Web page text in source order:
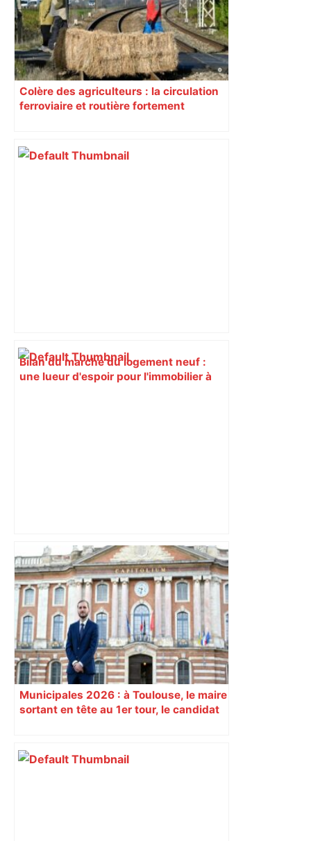
Colère des agriculteurs : la circulation
ferroviaire et routière fortement
Bilan du marché du logement neuf :
une lueur d'espoir pour l'immobilier à
Municipales 2026 à Toulouse : que
proposent les candidats pour le
pouvoir d'achat ? – L'Opinion
Indépendante
Municipales 2026 : à Toulouse, le maire
sortant en tête au 1er tour, le candidat